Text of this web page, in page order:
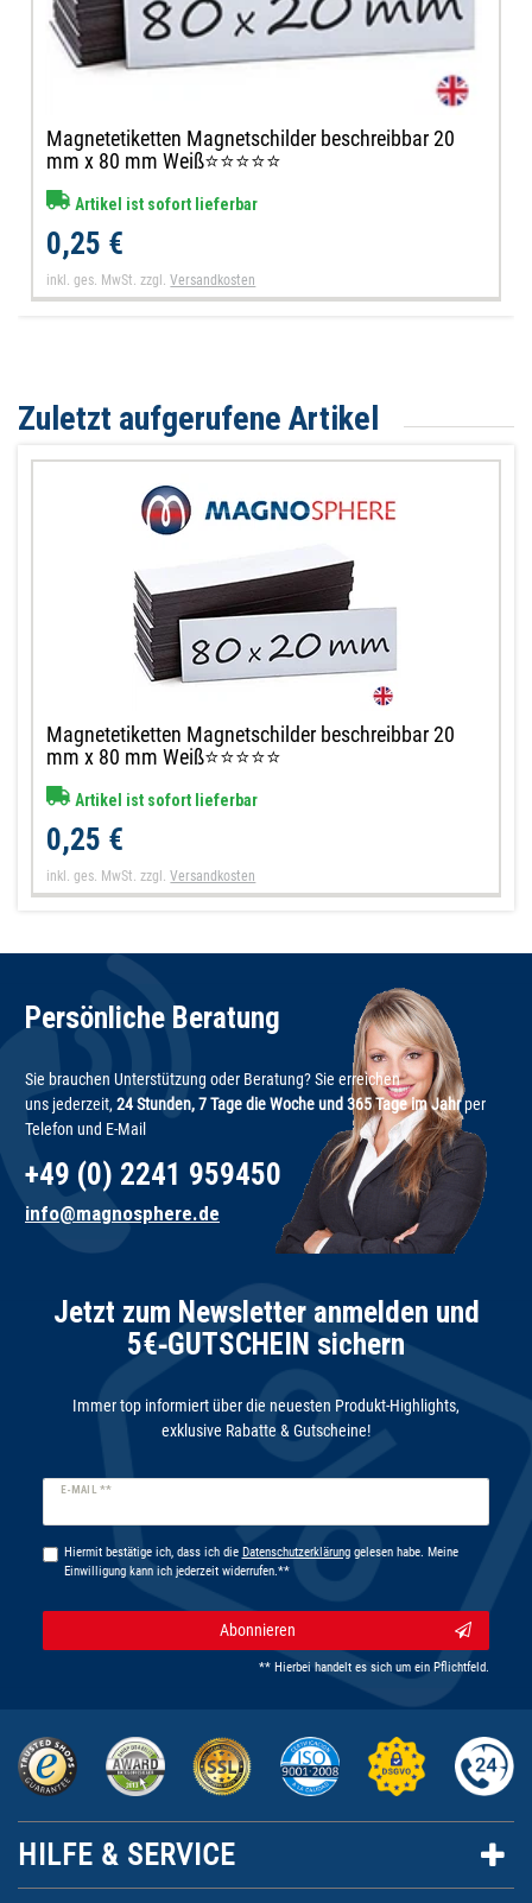
Magnetetiketten Magnetschilder beschreibbar 20
mm x 80 mm Weiß⭐⭐⭐⭐⭐
Artikel ist sofort lieferbar
0,25 €
inkl. ges. MwSt. zzgl.Versandkosten
Zuletzt aufgerufene Artikel
Magnetetiketten Magnetschilder beschreibbar 20
mm x 80 mm Weiß⭐⭐⭐⭐⭐
Artikel ist sofort lieferbar
0,25 €
inkl. ges. MwSt. zzgl.Versandkosten
Persönliche Beratung
Sie brauchen Unterstützung oder Beratung? Sie erreichen
uns jederzeit, 24 Stunden, 7 Tage die Woche und 365 Tage im Jahrper
Telefon und E-Mail
+49 (0) 2241 959450
info@magnosphere.de
Jetzt zum Newsletter anmelden und
5€‑GUTSCHEIN sichern
Immer top informiert über die neuesten Produkt-Highlights,
exklusive Rabatte & Gutscheine!
E-MAIL **
Newsletter
Hiermit bestätige ich, dass ich die Daten­schutz­erklärunggelesen habe. Meine
Einwilligung kann ich jederzeit widerrufen.**
Abonnieren
** Hierbei handelt es sich um ein Pflichtfeld.
HILFE & SERVICE